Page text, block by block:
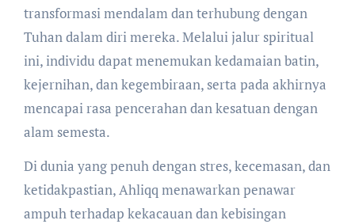
transformasi mendalam dan terhubung dengan
Tuhan dalam diri mereka. Melalui jalur spiritual
ini, individu dapat menemukan kedamaian batin,
kejernihan, dan kegembiraan, serta pada akhirnya
mencapai rasa pencerahan dan kesatuan dengan
alam semesta.
Di dunia yang penuh dengan stres, kecemasan, dan
ketidakpastian, Ahliqq menawarkan penawar
ampuh terhadap kekacauan dan kebisingan